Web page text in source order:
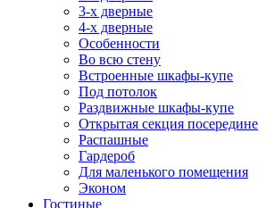
3-х дверные
4-х дверные
Особенности
Во всю стену
Встроенные шкафы-купе
Под потолок
Раздвижные шкафы-купе
Открытая секция посередине
Распашные
Гардероб
Для маленького помещения
Эконом
Гостиные